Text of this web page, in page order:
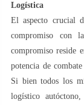
Logística
El aspecto crucial
compromiso con
compromiso reside
potencia de
Si bien todos los
logístico